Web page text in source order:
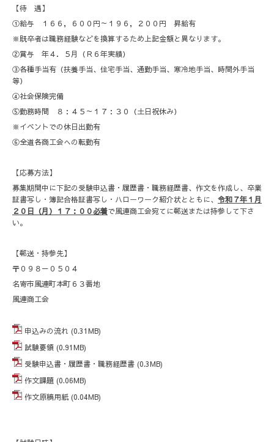
【待 遇】
①給与 １６６，６００円～１９６，２００円 昇給有
※既卒者は職務経験などを換算するため上記金額と異なります。
②賞与 年４．５月（Ｒ６年実績）
③各種手当有（扶養手当、住宅手当、通勤手当、寒冷地手当、時間外手当
等）
④社会保険完備
⑤勤務時間 ８：４５～１７：３０（土日祝休み）
※イベントでの休日出勤有
⑥全道各商工会への転勤有
【応募方法】
募集期間中に下記の受験申込書・履歴書・職務経歴書、作文を作成し、卒業
証書写し・簿記合格証書写し・ハローワーク紹介状とともに、 令和７年１月
２０日（月）１７：００必着で風連商工会宛てに郵送または持参して下さ
い。
【郵送・持参先】
〒０９８－０５０４
名寄市風連町本町６３番地
風連商工会
申込みの流れ (0.31MB)
試験要領 (0.91MB)
受験申込書・履歴書・職務経歴書 (0.3MB)
作文課題 (0.06MB)
作文原稿用紙 (0.04MB)